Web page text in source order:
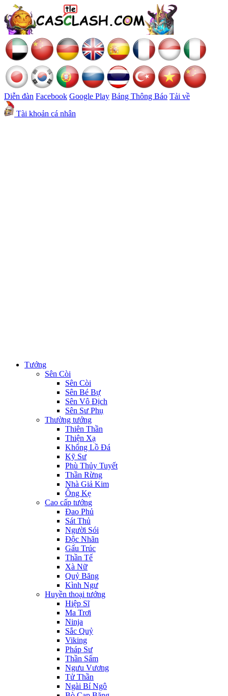
Diễn đàn Facebook Google Play Bảng Thông Báo Tải về
Tài khoản cá nhân
Tướng
Sên Còi
Sên Còi
Sên Bé Bự
Sên Vô Địch
Sên Sư Phụ
Thường tướng
Thiên Thần
Thiện Xạ
Khổng Lồ Đá
Kỹ Sư
Phù Thủy Tuyết
Thần Rừng
Nhà Giả Kim
Ông Kẹ
Cao cấp tướng
Đao Phủ
Sát Thủ
Người Sói
Độc Nhãn
Gấu Trúc
Thần Tế
Xà Nữ
Quỷ Băng
Kình Ngư
Huyền thoại tướng
Hiệp Sĩ
Ma Trơi
Ninja
Sắc Quỷ
Viking
Pháp Sư
Thần Sấm
Ngưu Vương
Tử Thần
Ngài Bí Ngô